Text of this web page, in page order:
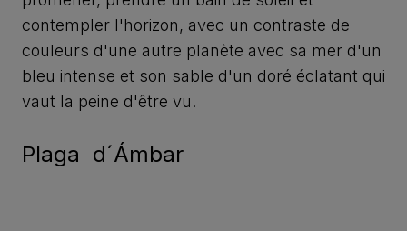
contempler l'horizon, avec un contraste de
couleurs d'une autre planète avec sa mer d'un
bleu intense et son sable d'un doré éclatant qui
vaut la peine d'être vu.
Plaga d´Ámbar